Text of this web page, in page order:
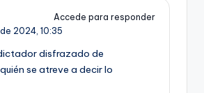
Accede para responder
2024, 10:35
disfrazado de
se atreve a decir lo